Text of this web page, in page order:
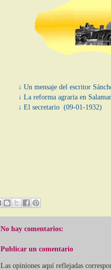
↓ Un mensaje del escritor
↓ La reforma agraria en
↓ El secretario (09-01-1932)
No hay comentarios:
Publicar un comentario
Las opiniones aquí reflejadas